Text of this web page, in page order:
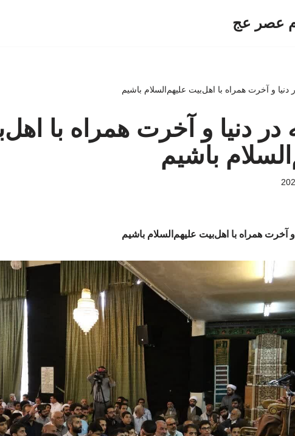
عصر عج
دنیا و آخرت همراه با اهل‌بیت علیهم‌السلام باشیم
در دنیا و آخرت همراه با
باشیم
و آخرت همراه با اهل‌بیت علیهم‌السلام باشیم